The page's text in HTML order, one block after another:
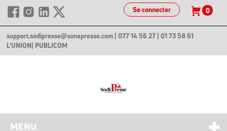
Se connecter 0
support.sodipresse@sonapresse.com | 077 14 56 27 | 01 73 58 61
L'UNION | PUBLICOM
MENU